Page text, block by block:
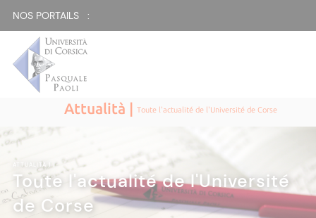
NOS PORTAILS :
Attualità |Toute l'actualité de l'Université de Corse
ATTUALITÀ|
Toute l'actualité de l'Université
de Corse